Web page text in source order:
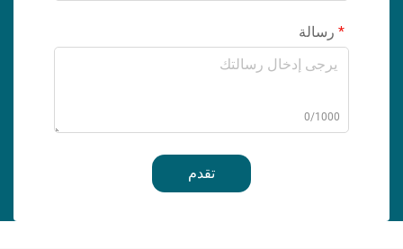
رسالة
0/1000
تقدم